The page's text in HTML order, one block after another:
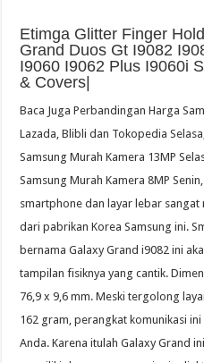
Etimga Glitter Finger
Grand Duos Gt I9082
I9060 I9062 Plus I9060i
& Covers|
Baca Juga Perbandingan Harga
Lazada, Blibli dan Tokopedia
Samsung Murah Kamera 13MP
Samsung Murah Kamera 8MP
smartphone dan layar lebar
dari pabrikan Korea Samsung ini.
bernama Galaxy Grand i9082 ini
tampilan fisiknya yang cantik.
76,9 x 9,6 mm. Meski tergolong
162 gram, perangkat komunikasi
Anda. Karena itulah Galaxy Grand